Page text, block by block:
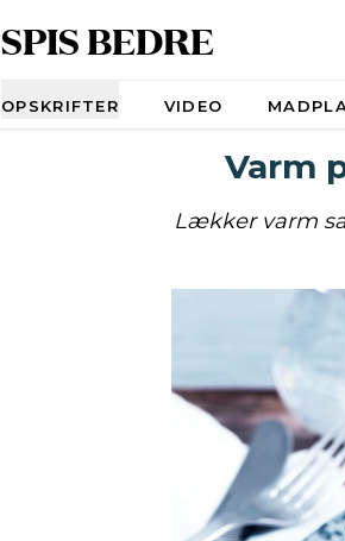
SPIS BEDRE
OPSKRIFTER VIDEO
Varm
Lækker varm